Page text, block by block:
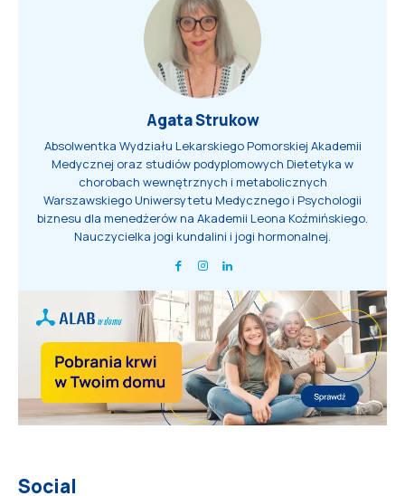
Agata Strukow
Absolwentka Wydziału Lekarskiego Pomorskiej Akademii
Medycznej oraz studiów podyplomowych Dietetyka w
chorobach wewnętrznych i metabolicznych
Warszawskiego Uniwersytetu Medycznego i Psychologii
biznesu dla menedżerów na Akademii Leona Koźmińskiego.
Nauczycielka jogi kundalini i jogi hormonalnej.
Social